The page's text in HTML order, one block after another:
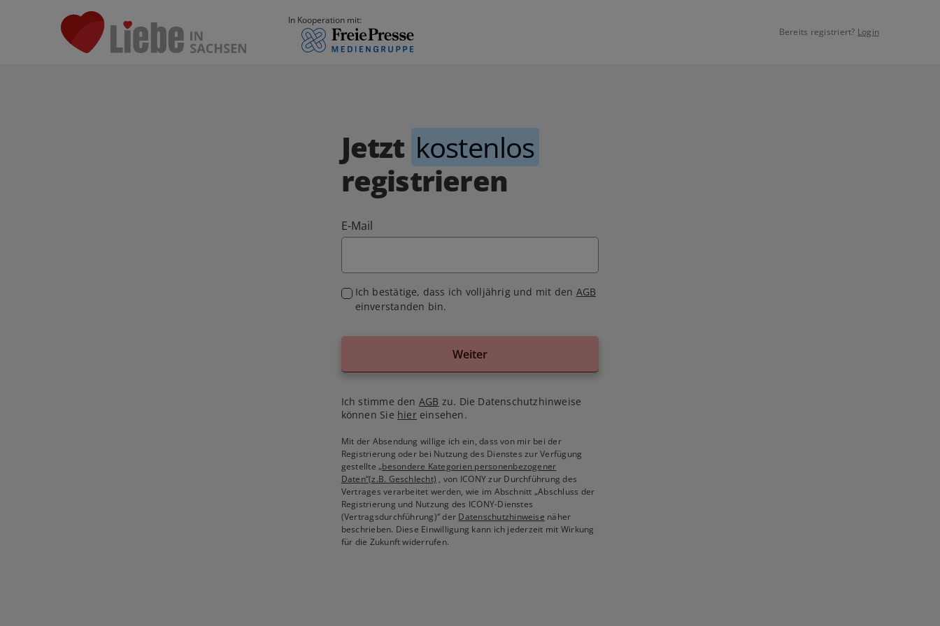
In Kooperation mit:
Bereits registriert? Login
Jetzt kostenlos
registrieren
E-Mail
Ich bestätige, dass ich volljährig und mit den AGB
einverstanden bin.
Weiter
Ich stimme den AGB zu. Die Datenschutzhinweise
können Sie hiereinsehen.
Mit der Absendung willige ich ein, dass von mir bei der
Registrierung oder bei Nutzung des Dienstes zur Verfügung
gestellte„besondere Kategorien personenbezogener
Daten“(z.B. Geschlecht) , von ICONY zur Durchführung des
Vertrages verarbeitet werden, wie im Abschnitt „Abschluss der
Registrierung und Nutzung des ICONY-Dienstes
(Vertragsdurchführung)“ der Datenschutzhinweise näher
beschrieben. Diese Einwilligung kann ich jederzeit mit Wirkung
für die Zukunft widerrufen.